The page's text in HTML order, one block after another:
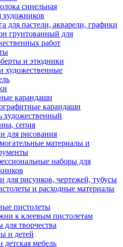
синельная
художников
для пастели, акварели, графики
грунтованный для
работ
и этюдники
художественные
карандаши
карандаши
художественный
сепия
для рисования
материалы и
наборы для
для рисунков, чертежей, тубусы
и расходные материалы
пистолеты
к клеевым пистолетам
для творчества
и детей
мебель